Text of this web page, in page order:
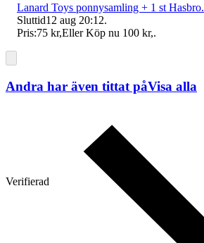
Verifierad
Lanard Toys ponnysamling + 1 st Hasbro.
Sluttid12 aug 20:12.
Pris:75 kr,Eller Köp nu 100 kr,.
Andra har även tittat påVisa alla